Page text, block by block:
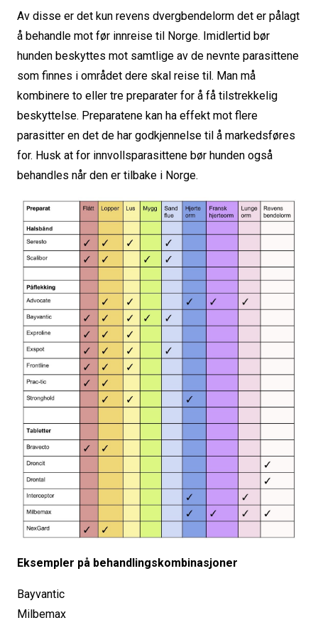
Av disse er det kun revens dvergbendelorm det er pålagt
å behandle mot før innreise til Norge. Imidlertid bør
hunden beskyttes mot samtlige av de nevnte parasittene
som finnes i området dere skal reise til. Man må
kombinere to eller tre preparater for å få tilstrekkelig
beskyttelse. Preparatene kan ha effekt mot flere
parasitter en det de har godkjennelse til å markedsføres
for. Husk at for innvollsparasittene bør hunden også
behandles når den er tilbake i Norge.
Eksempler på behandlingskombinasjoner
Bayvantic
Milbemax